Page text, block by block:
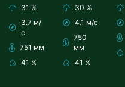
31 %
3.7 м/
с
751 мм
41 %
30 %
4.1 м/с
750
мм
41 %